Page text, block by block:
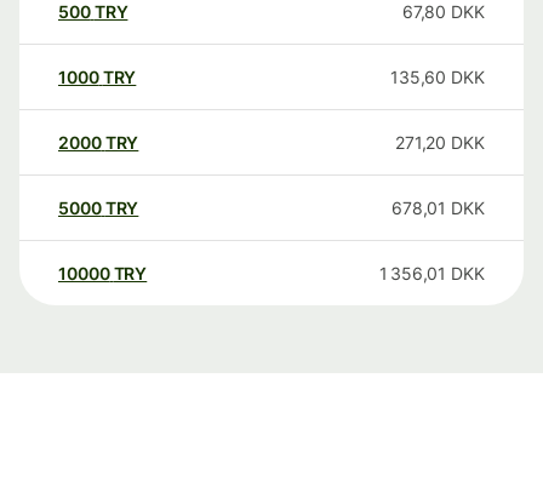
500TRY 67,80 DKK
1000TRY 135,60 DKK
2000TRY 271,20 DKK
5000TRY 678,01 DKK
10000 TRY 1 356,01 DKK